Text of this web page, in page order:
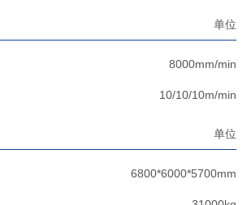
单位
8000mm/min
10/10/10m/min
单位
6800*6000*5700mm